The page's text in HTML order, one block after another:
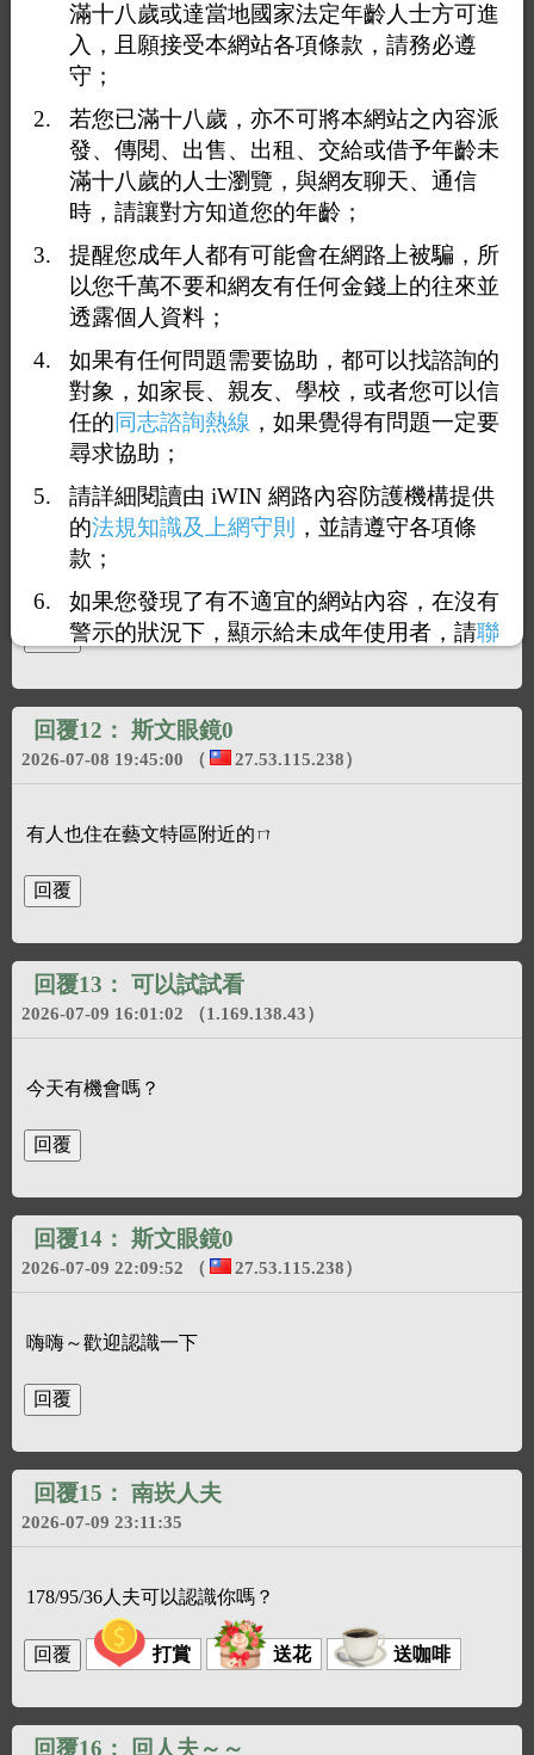
<< 1 2 3 4 5 ... 6 >>
2026-07-08 19:17:10（ 27.53.115.238）
回覆12： 斯文眼鏡0
2026-07-08 19:45:00 （ 27.53.115.238）
有人也住在藝文特區附近的ㄇ
回覆13： 可以試試看
2026-07-09 16:01:02 （1.169.138.43）
今天有機會嗎？
回覆14： 斯文眼鏡0
2026-07-09 22:09:52 （ 27.53.115.238）
嗨嗨～歡迎認識一下
回覆15： 南崁人夫
2026-07-09 23:11:35
178/95/36人夫可以認識你嗎？
打賞 送花 送咖啡
回覆16： 回人夫～～
滿十八歲或達當地國家法定年齡人士方可進
入，且願接受本網站各項條款，請務必遵
守；
若您已滿十八歲，亦不可將本網站之內容派
發、傳閱、出售、出租、交給或借予年齡未
滿十八歲的人士瀏覽，與網友聊天、通信
時，請讓對方知道您的年齡；
提醒您成年人都有可能會在網路上被騙，所
以您千萬不要和網友有任何金錢上的往來並
透露個人資料；
如果有任何問題需要協助，都可以找諮詢的
對象，如家長、親友、學校，或者您可以信
任的同志諮詢熱線 ，如果覺得有問題一定要
尋求協助；
請詳細閱讀由 iWIN 網路內容防護機構提供
的法規知識及上網守則
，並請遵守各項條
款；
如果您發現了有不適宜的網站內容，在沒有
警示的狀況下，顯示給未成年使用者，請聯